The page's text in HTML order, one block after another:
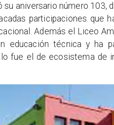
aniversario número 103,
participaciones que
Además el Liceo
educación técnica y ha
fue el de ecosistema de